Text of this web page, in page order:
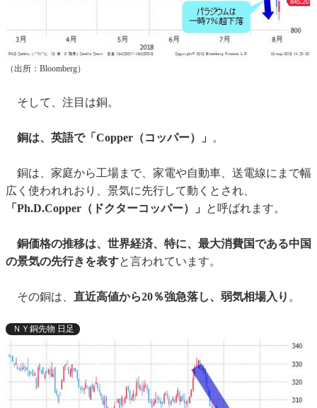
（出所：Bloomberg）
そして、注目は銅。
銅は、英語で「Copper（コッパー）」 。
銅は、家庭から工場まで、家電や自動車、送電線にまで幅
広く使われれおり、景気に先行して動くとされ、
「Ph.D.Copper（ドクターコッパー）」
と呼ばれます。
銅価格の推移は、世界経済、特に、最大消費国である中国
の景気の先行きを表すと言われています。
その銅は、 直近高値から20％強急落し、弱気相場入り 。
ＮＹ銅先物 日足